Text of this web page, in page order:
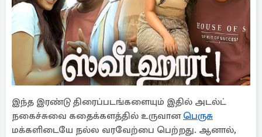
இந்த இரண்டு திரைப்படங்களையும் இதில் அடல்ட்
நகைச்சுவை கதைக்களத்தில் உருவான பெருசு
மக்களிடையே நல்ல வரவேற்பை பெற்றது. ஆனால்,